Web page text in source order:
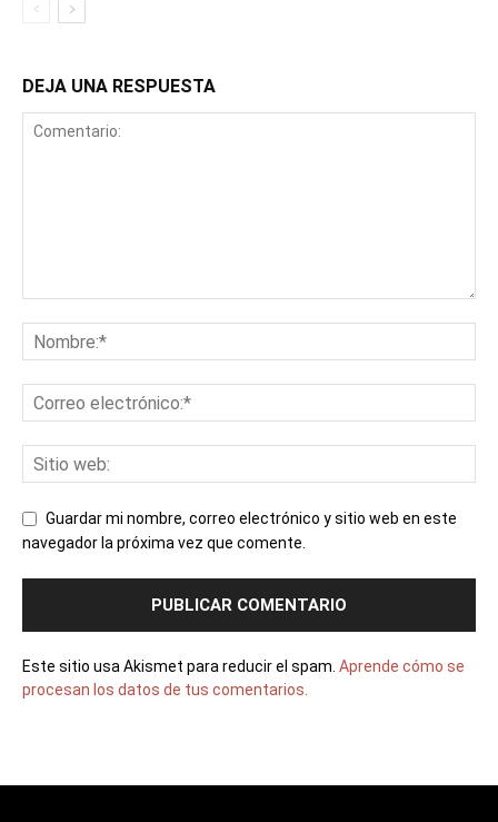
DEJA UNA RESPUESTA
Guardar mi nombre, correo electrónico y sitio web en este
navegador la próxima vez que comente.
Este sitio usa Akismet para reducir el spam. Aprende cómo se
procesan los datos de tus comentarios.